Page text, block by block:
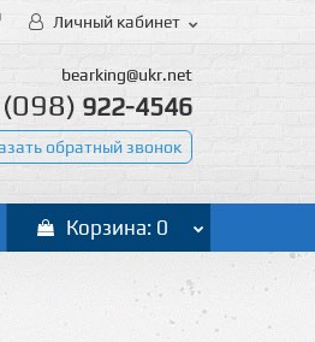
Личный кабинет
bearking@ukr.net
(098) 922-4546
обратный звонок
Корзина: 0